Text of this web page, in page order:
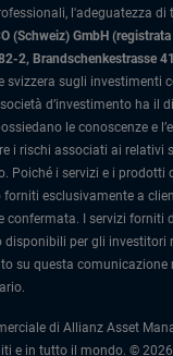
l'adeguatezza di
(Schweiz) GmbH
2, Brandschenkestrasse
svizzera sugli investimenti
d’investimento ha il
le conoscenze e
i rischi associati ai relativi
Poiché i servizi e i prodotti
forniti esclusivamente a
confermata.
I servizi forniti
disponibili per gli investitori
su questa comunicazione
di Allianz Asset
e in tutto il mondo. ©